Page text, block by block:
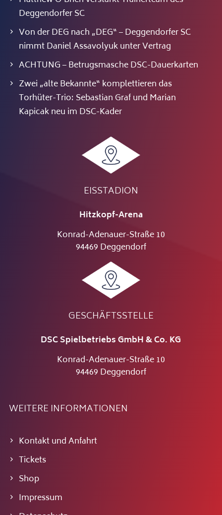
Deggendorfer SC
Von der DEG nach „DEG“ – Deggendorfer SC
nimmt Daniel Assavolyuk unter Vertrag
ACHTUNG – Betrugsmasche DSC-Dauerkarten
Zwei „alte Bekannte“ komplettieren das
Torhüter-Trio: Sebastian Graf und Marian
Kapicak neu im DSC-Kader
EISSTADION
Hitzkopf-Arena
Konrad-Adenauer-Straße 10
94469 Deggendorf
GESCHÄFTSSTELLE
DSC Spielbetriebs GmbH & Co. KG
Konrad-Adenauer-Straße 10
94469 Deggendorf
WEITERE INFORMATIONEN
Kontakt und Anfahrt
Tickets
Shop
Impressum